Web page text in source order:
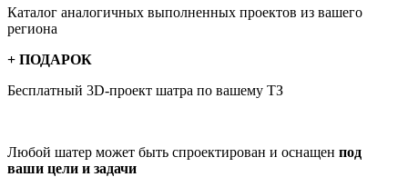
Каталог аналогичных выполненных проектов из вашего
региона
+ ПОДАРОК
Бесплатный 3D-проект шатра по вашему ТЗ
Любой шатер может быть спроектирован и оснащен под
ваши цели и задачи